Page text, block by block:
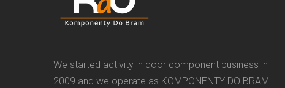
We started activity in door component business in
2009 and we operate as KOMPONENTY DO BRAM